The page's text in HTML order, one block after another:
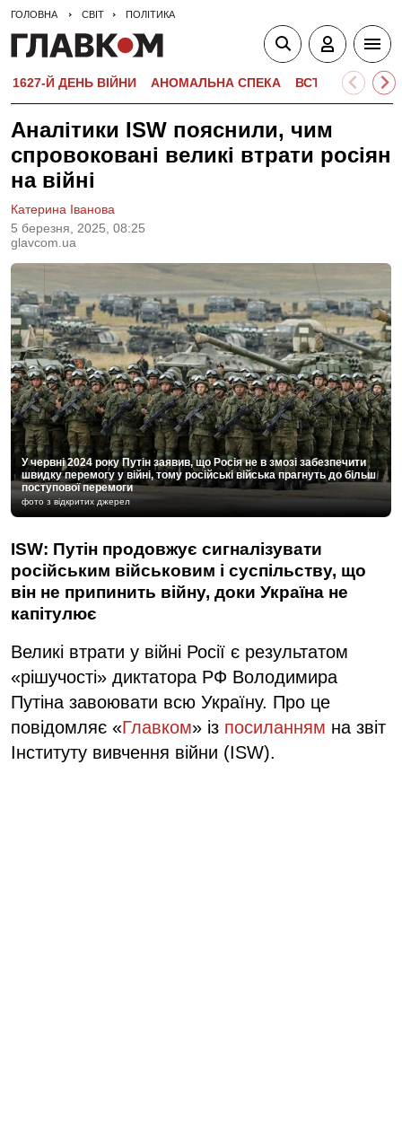
ГОЛОВНА СВІТ ПОЛІТИКА
1627-Й ДЕНЬ ВІЙНИ АНОМАЛЬНА СПЕКА ВСТУПНА
Аналітики ISW пояснили, чим
спровоковані великі втрати росіян
на війні
5 березня, 2025, 08:25
glavcom.ua
Катерина Іванова
У червні 2024 року Путін заявив, що Росія не в змозі забезпечити
швидку перемогу у війні, тому російські війська прагнуть до більш
поступової перемоги
фото з відкритих джерел
ISW: Путін продовжує сигналізувати
російським військовим і суспільству, що
він не припинить війну, доки Україна не
капітулює
Великі втрати у війні Росії є результатом
«рішучості» диктатора РФ Володимира
Путіна завоювати всю Україну. Про це
повідомляє «Главком» із посиланням на звіт
Інституту вивчення війни (ISW).